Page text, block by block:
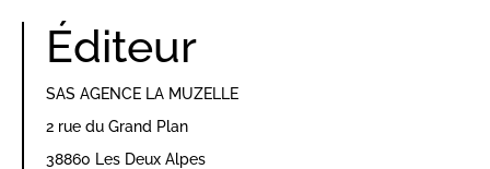
Éditeur
SAS AGENCE LA MUZELLE
2 rue du Grand Plan
38860 Les Deux Alpes